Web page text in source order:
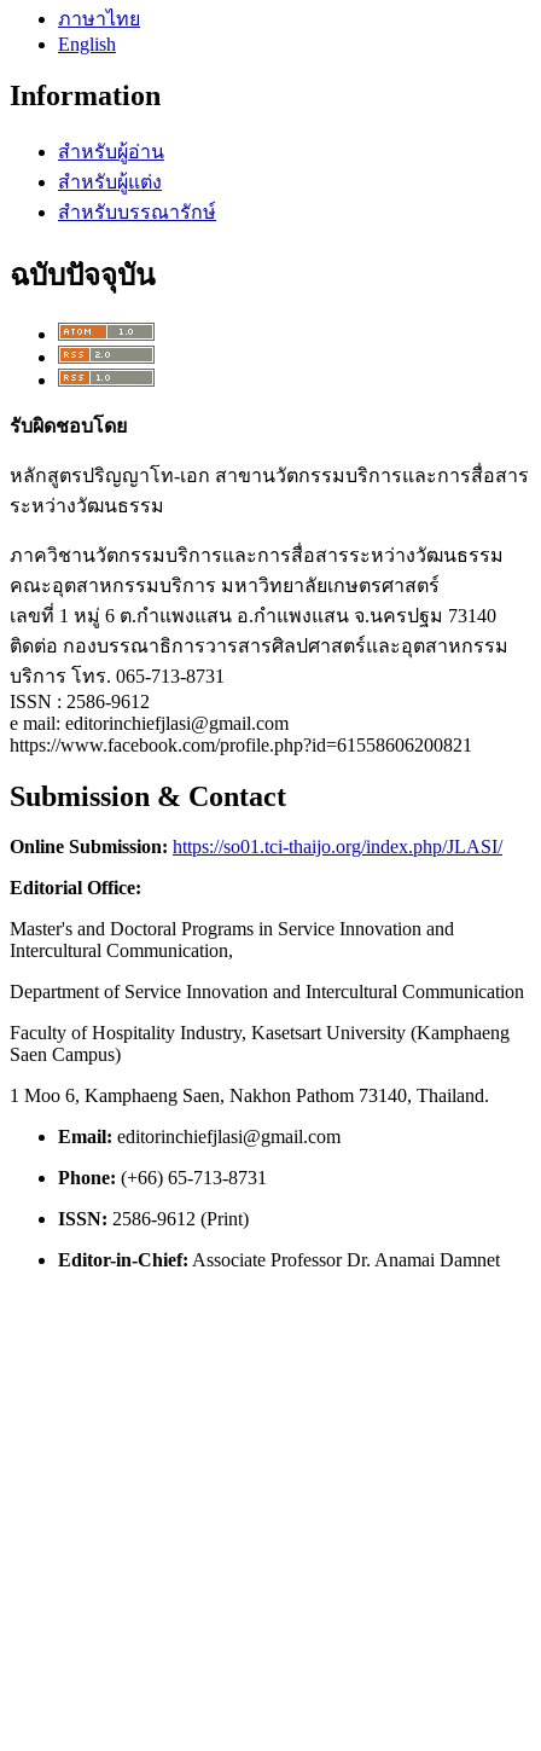
ภาษาไทย
English
Information
สำหรับผู้อ่าน
สำหรับผู้แต่ง
สำหรับบรรณารักษ์
ฉบับปัจจุบัน
รับผิดชอบโดย
หลักสูตรปริญญาโท-เอก สาขานวัตกรรมบริการและการสื่อสาร
ระหว่างวัฒนธรรม
ภาควิชานวัตกรรมบริการและการสื่อสารระหว่างวัฒนธรรม
คณะอุตสาหกรรมบริการ มหาวิทยาลัยเกษตรศาสตร์
เลขที่ 1 หมู่ 6 ต.กำแพงแสน อ.กำแพงแสน จ.นครปฐม 73140
ติดต่อ กองบรรณาธิการวารสารศิลปศาสตร์และอุตสาหกรรม
บริการ โทร. 065-713-8731
ISSN : 2586-9612
e mail: editorinchiefjlasi@gmail.com
https://www.facebook.com/profile.php?id=61558606200821
Submission & Contact
Online Submission: https://so01.tci-thaijo.org/index.php/JLASI/
Editorial Office:
Master's and Doctoral Programs in Service Innovation and
Intercultural Communication,
Department of Service Innovation and Intercultural Communication
Faculty of Hospitality Industry, Kasetsart University (Kamphaeng
Saen Campus)
1 Moo 6, Kamphaeng Saen, Nakhon Pathom 73140, Thailand.
Email: editorinchiefjlasi@gmail.com
Phone: (+66) 65-713-8731
ISSN: 2586-9612 (Print)
Editor-in-Chief: Associate Professor Dr. Anamai Damnet